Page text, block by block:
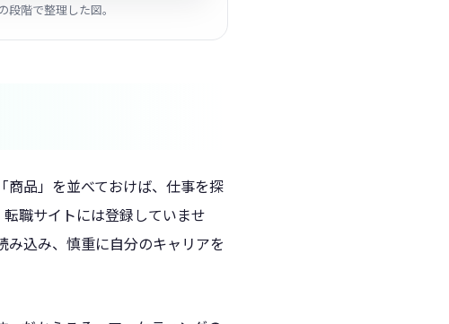
階で整理した図。
品」を並べておけば、仕事を探
職サイトには登録していませ
込み、慎重に自分のキャリアを